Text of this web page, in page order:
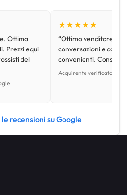
Ottima
Prezzi equi
del
★★★★★
“Ottimo venditore,
conversazioni e con
convenienti.
Acquirente verificato •
recensioni su Google